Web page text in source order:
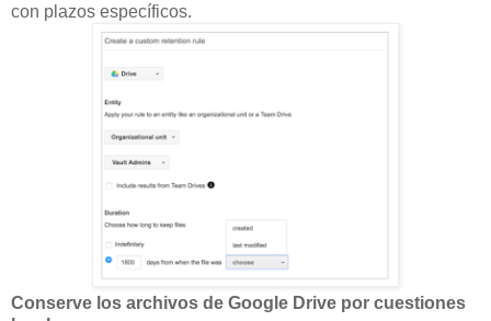
con plazos específicos.
Conserve los archivos de Google Drive por cuestiones